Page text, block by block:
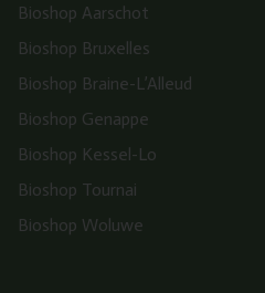
Bioshop Aarschot
Bioshop Bruxelles
Bioshop Braine-L’Alleud
Bioshop Genappe
Bioshop Kessel-Lo
Bioshop Tournai
Bioshop Woluwe